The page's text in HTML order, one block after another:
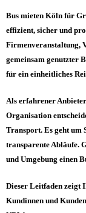
Bus mieten Köln für
effizient, sicher und
Firmenveranstaltung,
gemeinsam genutzter
für ein einheitliches
Als erfahrener
Organisation
Transport. Es geht
transparente Abläufe.
und Umgebung einen
Dieser Leitfaden zeigt
Kundinnen und